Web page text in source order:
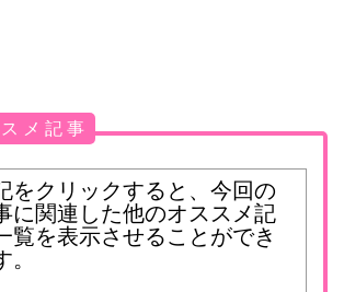
メ 記 事
をクリックすると、今回の
に関連した他のオススメ記
覧を表示させることができ
。